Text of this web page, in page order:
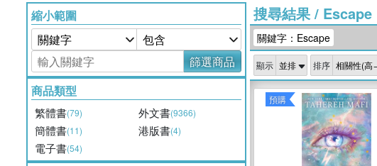
縮小範圍
篩選商品
商品類型
繁體書(79) 外文書(9366)
簡體書(11) 港版書(4)
電子書(54)
搜尋結果/ Escape
關鍵字：Escape
顯示 排序
預購